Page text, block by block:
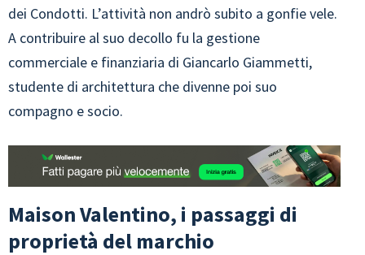
dei Condotti. L’attività non andrò subito a gonfie vele.
A contribuire al suo decollo fu la gestione
commerciale e finanziaria di Giancarlo Giammetti,
studente di architettura che divenne poi suo
compagno e socio.
Maison Valentino, i passaggi di
proprietà del marchio